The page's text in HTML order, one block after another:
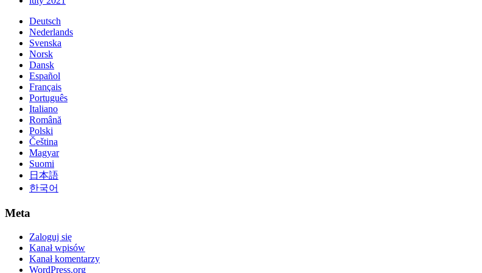
Deutsch
Nederlands
Svenska
Norsk
Dansk
Español
Français
Português
Italiano
Română
Polski
Čeština
Magyar
Suomi
日本語
한국어
Meta
Zaloguj się
Kanał wpisów
Kanał komentarzy
WordPress.org